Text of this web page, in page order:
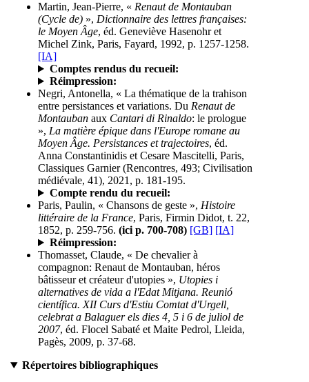
Martin, Jean-Pierre, « Renaut de Montauban
(Cycle de) », Dictionnaire des lettres françaises:
le Moyen Âge, éd. Geneviève Hasenohr et
Michel Zink, Paris, Fayard, 1992, p. 1257-1258.
[IA]
Comptes rendus du recueil:
Réimpression:
Negri, Antonella, « La thématique de la trahison
entre persistances et variations. Du Renaut de
Montauban aux Cantari di Rinaldo: le prologue
», La matière épique dans l'Europe romane au
Moyen Âge. Persistances et trajectoires, éd.
Anna Constantinidis et Cesare Mascitelli, Paris,
Classiques Garnier (Rencontres, 493; Civilisation
médiévale, 41), 2021, p. 181-195.
Compte rendu du recueil:
Paris, Paulin, « Chansons de geste », Histoire
littéraire de la France, Paris, Firmin Didot, t. 22,
1852, p. 259-756. (ici p. 700-708) [GB] [IA]
Réimpression:
Thomasset, Claude, « De chevalier à
compagnon: Renaut de Montauban, héros
bâtisseur et créateur d'utopies », Utopies i
alternatives de vida a l'Edat Mitjana. Reunió
científica. XII Curs d'Estiu Comtat d'Urgell,
celebrat a Balaguer els dies 4, 5 i 6 de juliol de
2007, éd. Flocel Sabaté et Maite Pedrol, Lleida,
Pagès, 2009, p. 37-68.
Répertoires bibliographiques